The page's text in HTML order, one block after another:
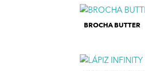
BROCHA BUTTER